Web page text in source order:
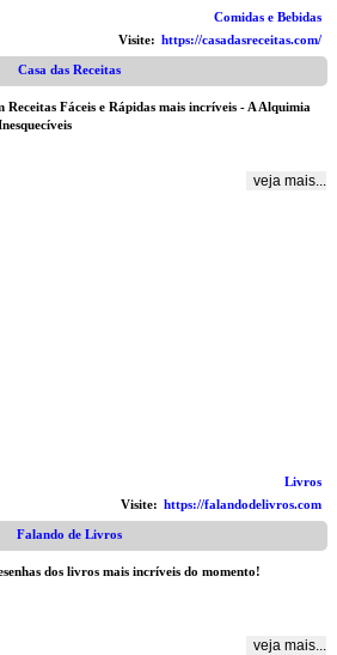
Comidas e Bebidas
Visite: https://casadasreceitas.com/
Casa das Receitas
Receitas Fáceis e Rápidas mais incríveis - A Alquimia
veja mais...
Livros
Visite: https://falandodelivros.com
Falando de Livros
dos livros mais incríveis do momento!
veja mais...